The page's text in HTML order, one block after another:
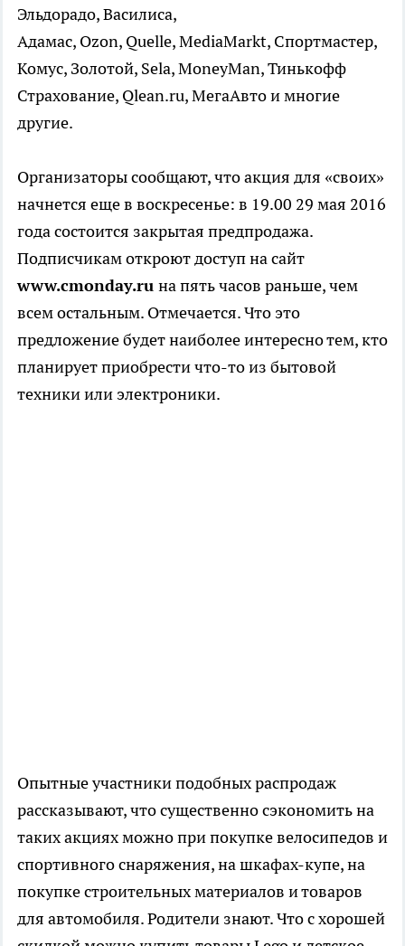
Эльдорадо, Василиса,
Адамас, Ozon, Quelle, MediaMarkt, Спортмастер,
Комус, Золотой, Sela, MoneyMan, Тинькофф
Страхование, Qlean.ru, МегаАвто и многие
другие.
Организаторы сообщают, что акция для «своих»
начнется еще в воскресенье: в 19.00 29 мая 2016
года состоится закрытая предпродажа.
Подписчикам откроют доступ на сайт
www.cmonday.ru на пять часов раньше, чем
всем остальным. Отмечается. Что это
предложение будет наиболее интересно тем, кто
планирует приобрести что-то из бытовой
техники или электроники.
Опытные участники подобных распродаж
рассказывают, что существенно сэкономить на
таких акциях можно при покупке велосипедов и
спортивного снаряжения, на шкафах-купе, на
покупке строительных материалов и товаров
для автомобиля. Родители знают. Что с хорошей